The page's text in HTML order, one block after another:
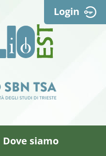
Login
Dove siamo